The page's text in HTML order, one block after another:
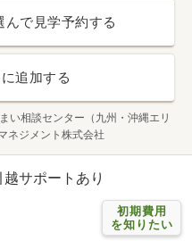
んで見学予約する
追加する
い相談センター（九州・沖縄エリ
ネジメント株式会社
サポートあり
初期費用
を知りたい